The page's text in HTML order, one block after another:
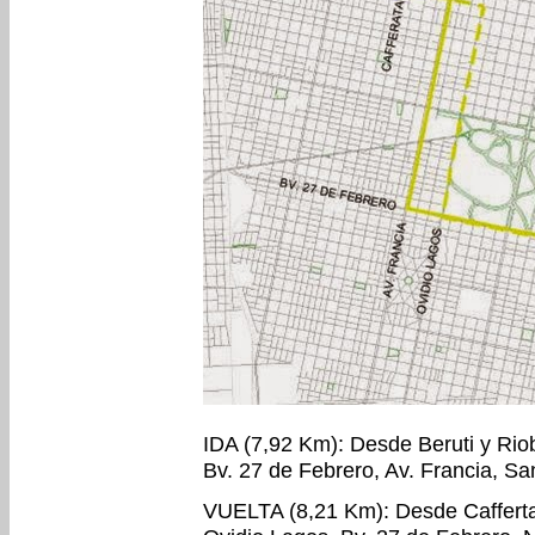
IDA (7,92 Km): Desde Beruti y
Bv. 27 de Febrero, Av. Francia,
VUELTA (8,21 Km): Desde